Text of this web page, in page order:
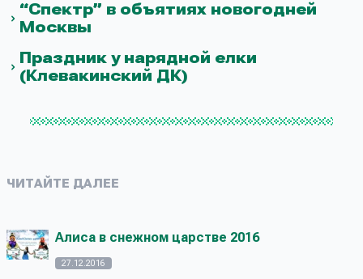
“Спектр” в объятиях новогодней
Москвы
Праздник у нарядной елки
(Клевакинский ДК)
ЧИТАЙТЕ ДАЛЕЕ
Алиса в снежном царстве 2016
27.12.2016